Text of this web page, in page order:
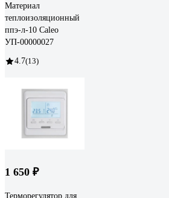
Материал
теплоизоляционный
ппэ-л-10 Caleo
УП-00000027
4.7(13)
1 650 ₽
Терморегулятор для